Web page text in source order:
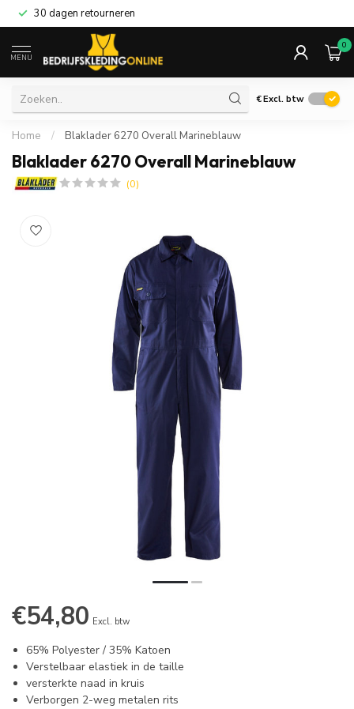
30 dagen retourneren
MENU
0
€Excl. btw
Home / Blaklader 6270 Overall Marineblauw
Blaklader 6270 Overall Marineblauw
(0)
€54,80 Excl. btw
65% Polyester / 35% Katoen
Verstelbaar elastiek in de taille
versterkte naad in kruis
Verborgen 2-weg metalen rits